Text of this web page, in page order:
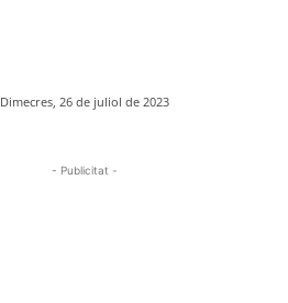
Dimecres, 26 de juliol de 2023
- Publicitat -